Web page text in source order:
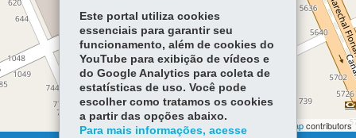
Leaflet | © OpenStreetMap contributors | © OpenStreetMapcontributors
Este portal utiliza cookies
essenciais para garantir seu
funcionamento, além de cookies do
YouTube para exibição de vídeos e
do Google Analytics para coleta de
estatísticas de uso. Você pode
escolher como tratamos os cookies
a partir das opções abaixo.
Para mais informações, acesse